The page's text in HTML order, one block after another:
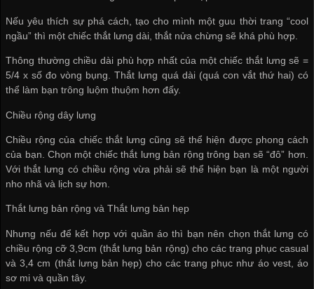
Nếu yêu thích sự phá cách, tạo cho mình một guu thời trang “cool
ngầu” thì một chiếc thắt lưng dài, thắt nửa chừng sẽ khá phù hợp.
Thông thường chiều dài phù hợp nhất của một chiếc thắt lưng sẽ =
5/4 x số đo vòng bụng. Thắt lưng quá dài (quá con vắt thứ hai) có
thể làm bạn trông luộm thuộm hơn đấy.
Chiều rộng dây lưng
Chiều rộng của chiếc thắt lưng cũng sẽ thể hiện được phong cách
của bạn. Chọn một chiếc thắt lưng bản rộng trông bạn sẽ “đô” hơn.
Với thắt lưng có chiều rộng vừa phải sẽ thể hiện bạn là một người
nho nhã và lịch sự hơn.
Thắt lưng bản rộng và Thắt lưng bản hẹp
Nhưng nếu để kết hợp với quần áo thì bạn nên chọn thắt lưng có
chiều rộng cỡ 3,9cm (thắt lưng bản rộng) cho các trang phục casual
và 3,4 cm (thắt lưng bản hẹp) cho các trang phục như áo vest, áo
sơ mi và quần tây.